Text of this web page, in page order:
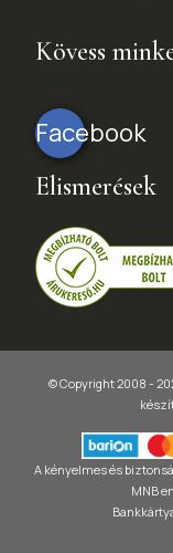
Kövess
Facebook
Elismerések
© Copyright 2008 -
A kényelmes és
MNB